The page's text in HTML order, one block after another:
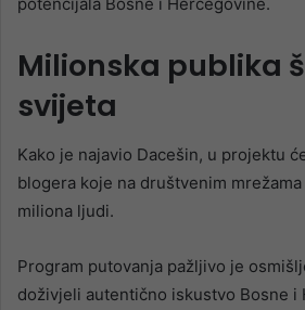
Milionska publika
svijeta
Kako je najavio Dacešin, u projektu
blogera koje na društvenim
miliona ljudi.
Program putovanja pažljivo je
doživjeli autentično iskustvo Bosne i